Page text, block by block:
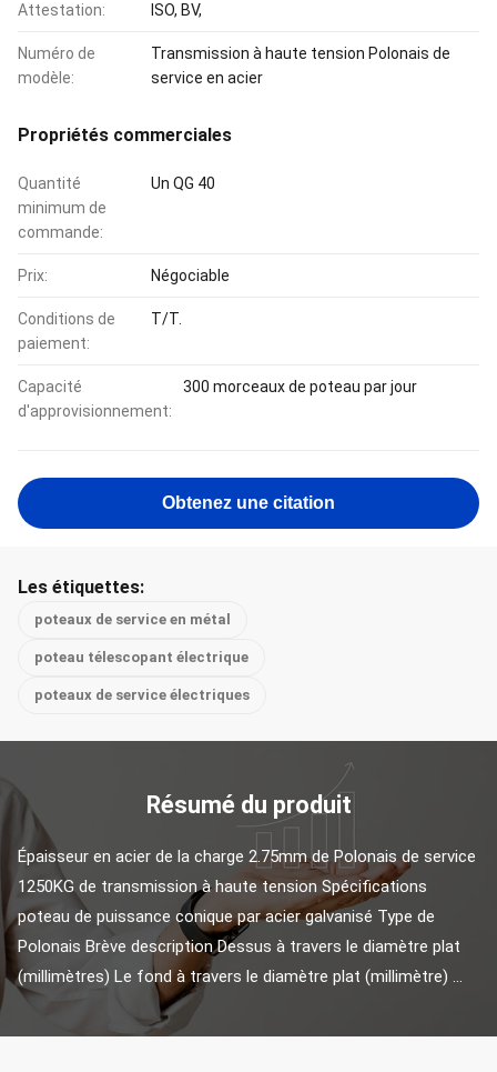
Attestation: ISO, BV,
Numéro de
modèle:
Transmission à haute tension Polonais de
service en acier
Propriétés commerciales
Quantité
minimum de
commande:
Un QG 40
Prix: Négociable
Conditions de
paiement:
T/T.
Capacité
d'approvisionnement:
300 morceaux de poteau par jour
Obtenez une citation
Les étiquettes:
poteaux de service en métal
poteau télescopant électrique
poteaux de service électriques
Résumé du produit
Épaisseur en acier de la charge 2.75mm de Polonais de service
1250KG de transmission à haute tension Spécifications
poteau de puissance conique par acier galvanisé Type de
Polonais Brève description Dessus à travers le diamètre plat
(millimètres) Le fond à travers le diamètre plat (millimètre) ...